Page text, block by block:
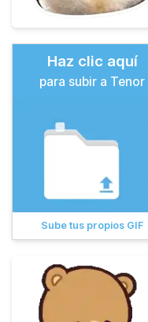
Haz clic aquí
para subir a Tenor
Sube tus propios GIF